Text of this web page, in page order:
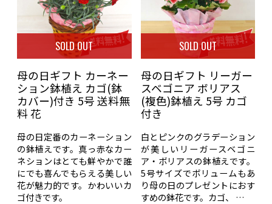
SOLD OUT
母の日ギフト カーネー
ション鉢植え カゴ(鉢
カバー)付き 5号 送料無
料 花
母の日定番のカーネーション
の鉢植えです。真っ赤なカー
ネションはとても鮮やかで誰
にでも喜んでもらえる美しい
花が魅力的です。かわいいカ
ゴ付きです。
SOLD OUT
母の日ギフト リーガー
スベゴニア ボリアス
(複色)鉢植え 5号 カゴ
付き
白とピンクのグラデーション
が美しいリーガースベゴニ
ア・ボリアスの鉢植えです。
5号サイズでボリュームもあ
り母の日のプレゼントにおす
すめの鉢花です。カゴ、 …